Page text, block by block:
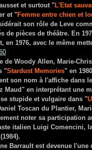
et surtout "L'Etat
et "Femme entre chien et
son rôle de Leve
de pièces de théâtre. En
en 1976, avec le même
de Woody Allen, Marie-
"Stardust Memories" en
son nom à l'affiche dans
Maud" en interprétant une
stupide et vulgaire dans "
Toscan du Plantier,
noter sa participation
italien Luigi Comencini,
Barrault est devenue